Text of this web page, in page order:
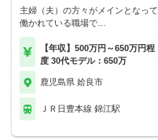
主婦（夫）の方々がメインとなって
働かれている職場で…
【年収】500万円～650万円程
度 30代モデル：650万
鹿児島県 姶良市
ＪＲ日豊本線 錦江駅